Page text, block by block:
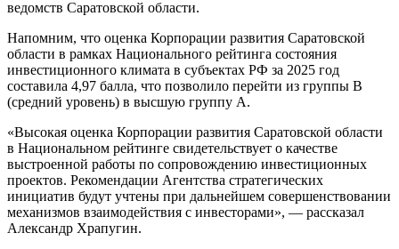
ведомств Саратовской области.
Напомним, что оценка Корпорации развития Саратовской
области в рамках Национального рейтинга состояния
инвестиционного климата в субъектах РФ за 2025 год
составила 4,97 балла, что позволило перейти из группы В
(средний уровень) в высшую группу А.
«Высокая оценка Корпорации развития Саратовской области
в Национальном рейтинге свидетельствует о качестве
выстроенной работы по сопровождению инвестиционных
проектов. Рекомендации Агентства стратегических
инициатив будут учтены при дальнейшем совершенствовании
механизмов взаимодействия с инвесторами», — рассказал
Александр Храпугин.